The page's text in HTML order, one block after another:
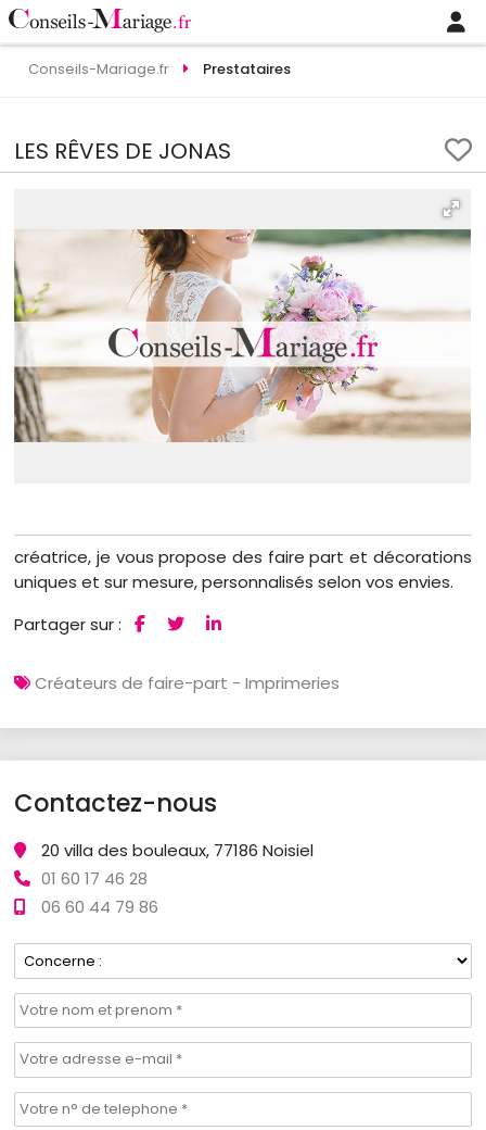
Conseils-Mariage.fr Prestataires
LES RÊVES DE JONAS
créatrice, je vous propose des faire part et décorations
uniques et sur mesure, personnalisés selon vos envies.
Partager sur :
Créateurs de faire-part - Imprimeries
Contactez-nous
20 villa des bouleaux, 77186 Noisiel
01 60 17 46 28
06 60 44 79 86